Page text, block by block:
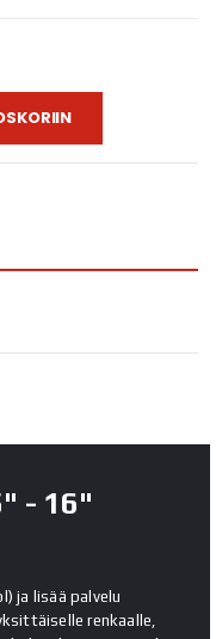
- 16"
ja lisää palvelu
renkaalle,